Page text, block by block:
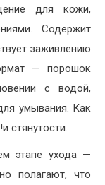
для кожи,
Содержит
заживлению
— порошок
с водой,
умывания. Как
стянутости.
этапе ухода —
полагают, что